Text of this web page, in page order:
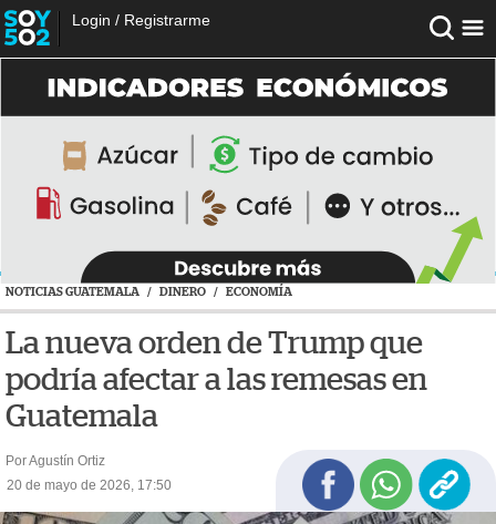
Login / Registrarme
NOTICIAS GUATEMALA / DINERO / ECONOMÍA
La nueva orden de Trump que
podría afectar a las remesas en
Guatemala
Por Agustín Ortiz
20 de mayo de 2026, 17:50